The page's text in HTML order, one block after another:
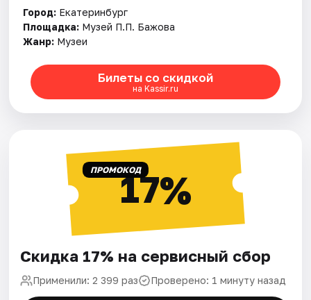
Город: Екатеринбург
Площадка: Музей П.П. Бажова
Жанр: Музеи
Билеты со скидкой
на Kassir.ru
ПРОМОКОД17%
Скидка 17% на сервисный сбор
Применили: 2 399 раз Проверено: 1 минуту назад